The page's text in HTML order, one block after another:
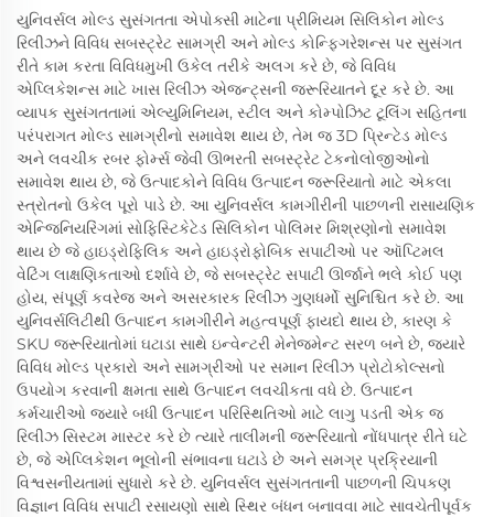
યુનિવર્સલ મોલ્ડ સુસંગતતા એપોક્સી માટેના પ્રીમિયમ સિલિકોન મોલ્ડ
રિલીઝને વિવિધ સબસ્ટ્રેટ સામગ્રી અને મોલ્ડ કોન્ફિગરેશન્સ પર સુસંગત
રીતે કામ કરતા વિવિધમુખી ઉકેલ તરીકે અલગ કરે છે, જે વિવિધ
એપ્લિકેશન્સ માટે ખાસ રિલીઝ એજન્ટ્સની જરૂરિયાતને દૂર કરે છે. આ
વ્યાપક સુસંગતતામાં એલ્યુમિનિયમ, સ્ટીલ અને કોમ્પોઝિટ ટૂલિંગ સહિતના
પરંપરાગત મોલ્ડ સામગ્રીનો સમાવેશ થાય છે, તેમ જ 3D પ્રિન્ટેડ મોલ્ડ
અને લવચીક રબર ફોર્મ્સ જેવી ઊભરતી સબસ્ટ્રેટ ટેકનોલોજીઓનો
સમાવેશ થાય છે, જે ઉત્પાદકોને વિવિધ ઉત્પાદન જરૂરિયાતો માટે એકલા
સ્ત્રોતનો ઉકેલ પૂરો પાડે છે. આ યુનિવર્સલ કામગીરીની પાછળની રાસાયણિક
એન્જિનિયરિંગમાં સોફિસ્ટિકેટેડ સિલિકોન પોલિમર મિશ્રણોનો સમાવેશ
થાય છે જે હાઇડ્રોફિલિક અને હાઇડ્રોફોબિક સપાટીઓ પર ઑપ્ટિમલ
વેટિંગ લાક્ષણિકતાઓ દર્શાવે છે, જે સબસ્ટ્રેટ સપાટી ઊર્જાને ભલે કોઈ પણ
હોય, સંપૂર્ણ કવરેજ અને અસરકારક રિલીઝ ગુણધર્મો સુનિશ્ચિત કરે છે. આ
યુનિવર્સલિટીથી ઉત્પાદન કામગીરીને મહત્વપૂર્ણ ફાયદો થાય છે, કારણ કે
SKU જરૂરિયાતોમાં ઘટાડા સાથે ઇન્વેન્ટરી મેનેજમેન્ટ સરળ બને છે, જ્યારે
વિવિધ મોલ્ડ પ્રકારો અને સામગ્રીઓ પર સમાન રિલીઝ પ્રોટોકોલ્સનો
ઉપયોગ કરવાની ક્ષમતા સાથે ઉત્પાદન લવચીકતા વધે છે. ઉત્પાદન
કર્મચારીઓ જ્યારે બધી ઉત્પાદન પરિસ્થિતિઓ માટે લાગુ પડતી એક જ
રિલીઝ સિસ્ટમ માસ્ટર કરે છે ત્યારે તાલીમની જરૂરિયાતો નોંધપાત્ર રીતે ઘટે
છે, જે એપ્લિકેશન ભૂલોની સંભાવના ઘટાડે છે અને સમગ્ર પ્રક્રિયાની
વિશ્વસનીયતામાં સુધારો કરે છે. યુનિવર્સલ સુસંગતતાની પાછળની ચિપકણ
વિજ્ઞાન વિવિધ સપાટી રસાયણો સાથે સ્થિર બંધન બનાવવા માટે સાવચેતીપૂર્વક